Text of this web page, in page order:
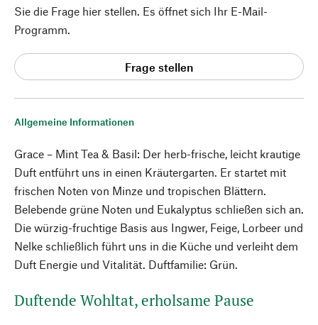
Allgemeine Informationen
Grace – Mint Tea & Basil: Der herb-frische, leicht krautige
Duft entführt uns in einen Kräutergarten. Er startet mit
frischen Noten von Minze und tropischen Blättern.
Belebende grüne Noten und Eukalyptus schließen sich an.
Die würzig-fruchtige Basis aus Ingwer, Feige, Lorbeer und
Nelke schließlich führt uns in die Küche und verleiht dem
Duft Energie und Vitalität. Duftfamilie: Grün.
Duftende Wohltat, erholsame Pause
Sie die Frage hier stellen. Es öffnet sich Ihr E-Mail-
Programm.
Frage stellen